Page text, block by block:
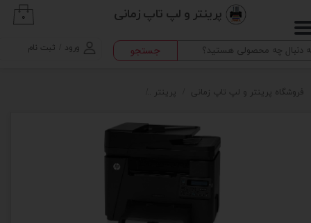
پرینتر و لپ تاپ زمانی
ورود ثبت نام
حساب کاربری من
تغییر گذر واژه
سفارشات
خروج از حساب کاربری
۰
جستجو
فروشگاه پرینتر و لپ تاپ زمانی پرینتر